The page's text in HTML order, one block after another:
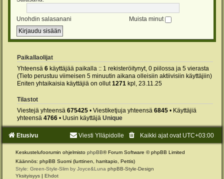
Unohdin salasanani Muista minut
Paikallaolijat
Yhteensä 6 käyttäjää paikalla :: 1 rekisteröitynyt, 0 piilossa ja 5 vierasta
(Tieto perustuu viimeisen 5 minuutin aikana olleisiin aktiivisiin käyttäjiin)
Eniten yhtaikaisia käyttäjiä on ollut1271 kpl, 23.11.25
Tilastot
Viestejä yhteensä 675425 • Viestiketjuja yhteensä 6845 • Käyttäjiä
yhteensä 4766 • Uusin käyttäjä Unique
Etusivu Kaikki ajat ovat UTC+03:00
Viesti Ylläpidolle
Keskustelufoorumin ohjelmisto phpBB® Forum Software © phpBB Limited
Käännös: phpBB Suomi (lurttinen, harritapio, Pettis)
Style: Green-Style-Slim by Joyce&Luna phpBB-Style-Design
Yksityisyys | Ehdot